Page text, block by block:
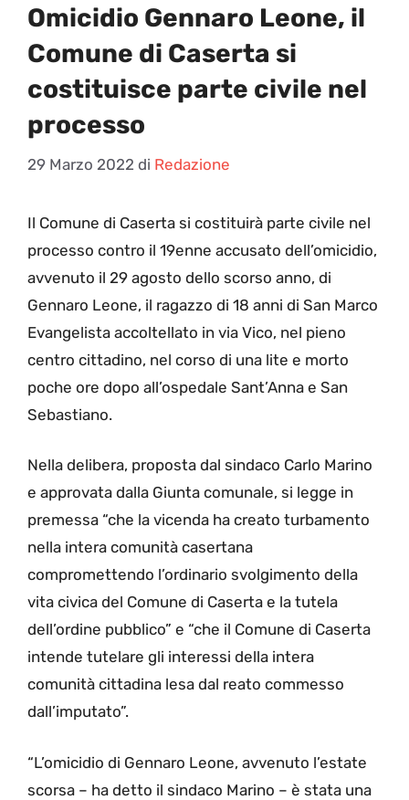
Omicidio Gennaro Leone, il
Comune di Caserta si
costituisce parte civile nel
processo
29 Marzo 2022 di Redazione
Il Comune di Caserta si costituirà parte civile nel
processo contro il 19enne accusato dell’omicidio,
avvenuto il 29 agosto dello scorso anno, di
Gennaro Leone, il ragazzo di 18 anni di San Marco
Evangelista accoltellato in via Vico, nel pieno
centro cittadino, nel corso di una lite e morto
poche ore dopo all’ospedale Sant’Anna e San
Sebastiano.
Nella delibera, proposta dal sindaco Carlo Marino
e approvata dalla Giunta comunale, si legge in
premessa “che la vicenda ha creato turbamento
nella intera comunità casertana
compromettendo l’ordinario svolgimento della
vita civica del Comune di Caserta e la tutela
dell’ordine pubblico” e “che il Comune di Caserta
intende tutelare gli interessi della intera
comunità cittadina lesa dal reato commesso
dall’imputato”.
“L’omicidio di Gennaro Leone, avvenuto l’estate
scorsa – ha detto il sindaco Marino – è stata una